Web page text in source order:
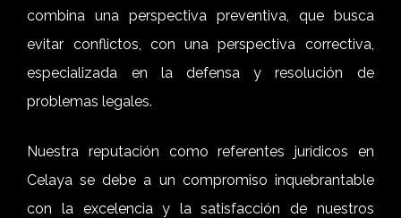
combina una perspectiva preventiva, que busca
evitar conflictos, con una perspectiva correctiva,
especializada en la defensa y resolución de
problemas legales.
Nuestra reputación como referentes jurídicos en
Celaya se debe a un compromiso inquebrantable
con la excelencia y la satisfacción de nuestros